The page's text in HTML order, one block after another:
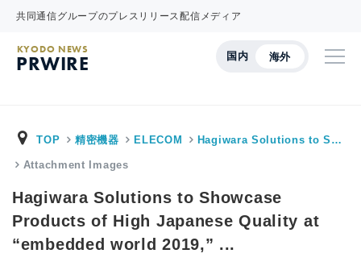
共同通信グループのプレスリリース配信メディア
国内 海外
KYODO NEWS
PRWIRE
TOP 精密機器 ELECOM Hagiwara Solutions to S…
Attachment Images
Hagiwara Solutions to Showcase
Products of High Japanese Quality at
“embedded world 2019,” ...